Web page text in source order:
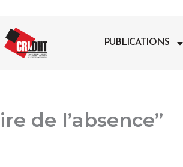
PUBLICATIONS
de l’absence”